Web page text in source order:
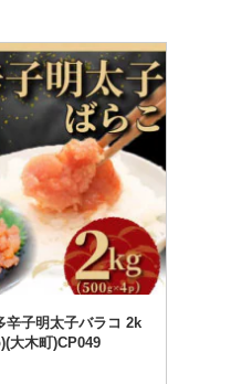
辛子明太子バラコ 2k
大木町)CP049